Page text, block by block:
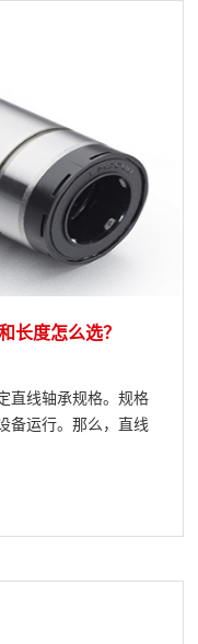
长度怎么选？
直线轴承规格。规格
备运行。那么，直线